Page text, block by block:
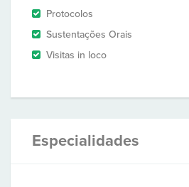
Protocolos
Sustentações Orais
Visitas in loco
Especialidades